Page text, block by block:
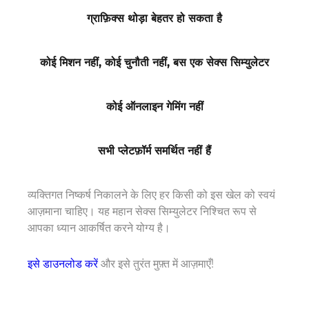
ग्राफ़िक्स थोड़ा बेहतर हो सकता है
कोई मिशन नहीं, कोई चुनौती नहीं, बस एक सेक्स सिम्युलेटर
कोई ऑनलाइन गेमिंग नहीं
सभी प्लेटफ़ॉर्म समर्थित नहीं हैं
व्यक्तिगत निष्कर्ष निकालने के लिए हर किसी को इस खेल को स्वयं
आज़माना चाहिए। यह महान सेक्स सिम्युलेटर निश्चित रूप से
आपका ध्यान आकर्षित करने योग्य है।
इसे डाउनलोड करेंऔर इसे तुरंत मुफ़्त में आज़माएँ!